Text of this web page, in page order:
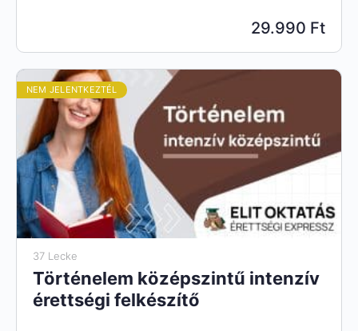
29.990 Ft
NEM JELENTKEZTÉL
37 Lecke
Történelem középszintű intenzív
érettségi felkészítő